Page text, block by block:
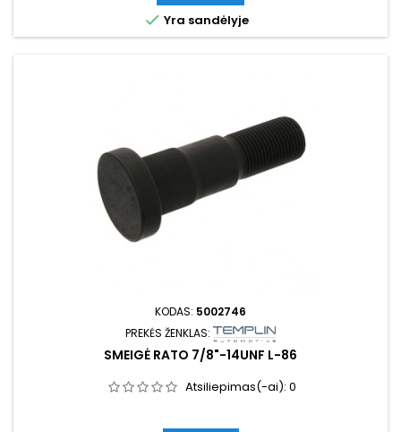
 Yra sandėlyje
KODAS: 5002746
PREKĖS ŽENKLAS:
SMEIGĖ RATO 7/8"-14UNF L-86
Atsiliepimas(-ai): 0